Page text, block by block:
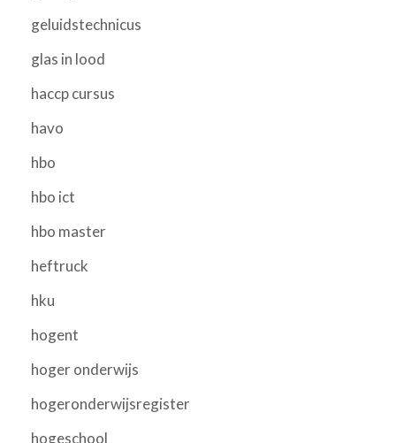
geluidstechnicus
glas in lood
haccp cursus
havo
hbo
hbo ict
hbo master
heftruck
hku
hogent
hoger onderwijs
hogeronderwijsregister
hogeschool